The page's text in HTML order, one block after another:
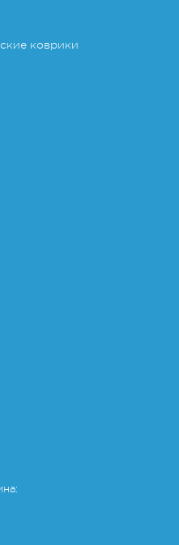
коврики